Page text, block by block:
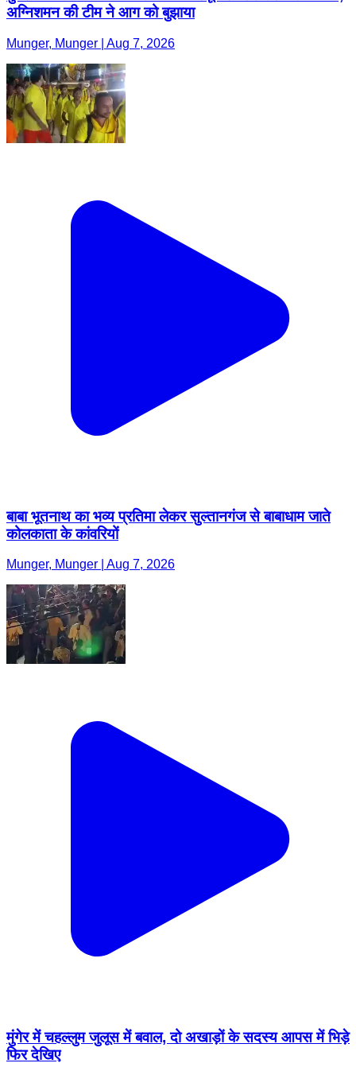
अग्निशमन की टीम ने आग को बुझाया
Munger, Munger | Aug 7, 2026
बाबा भूतनाथ का भव्य प्रतिमा लेकर सुल्तानगंज से बाबाधाम जाते
कोलकाता के कांवरियों
Munger, Munger | Aug 7, 2026
मुंगेर में चहल्लुम जुलूस में बवाल, दो अखाड़ों के सदस्य आपस में भिड़े
फिर देखिए